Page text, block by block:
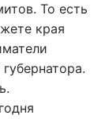
То есть
края